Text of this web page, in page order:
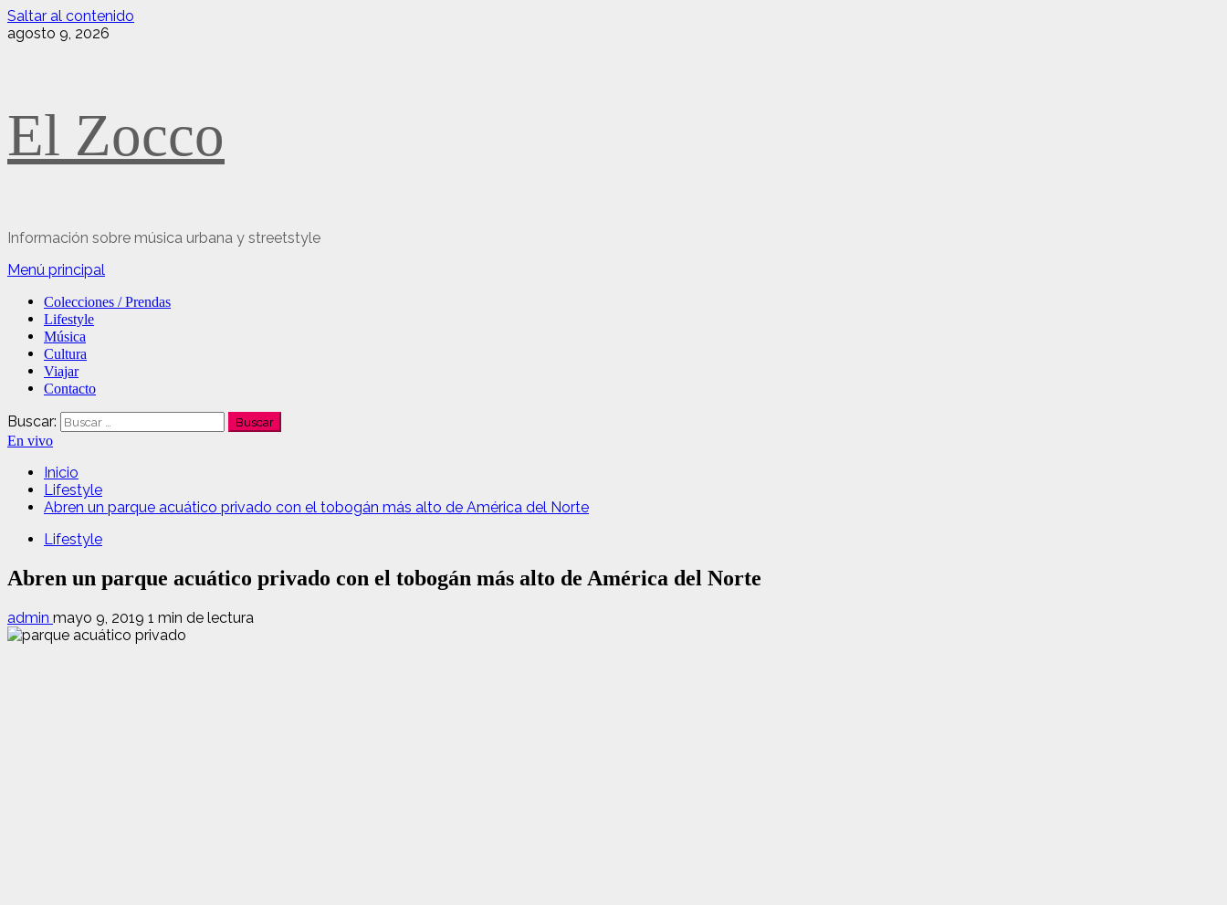
Saltar al contenido
agosto 9, 2026
El Zocco
Información sobre música urbana y streetstyle
Menú principal
Colecciones / Prendas
Lifestyle
Música
Cultura
Viajar
Contacto
Buscar:
En vivo
Inicio
Lifestyle
Abren un parque acuático privado con el tobogán más alto de América del Norte
Lifestyle
Abren un parque acuático privado con el tobogán más alto de América del Norte
admin mayo 9, 2019 1 min de lectura